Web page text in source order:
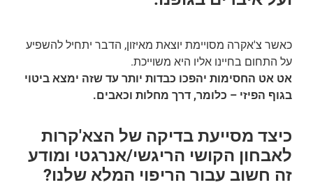
כאשר צ'אקרה מסויימת יוצאת מאיזון, הדבר יתחיל להשפיע
על התחום בחיינו אליו היא משוייכת.
אט אט החסימות יהפכו כבדות יותר עד שזה ימצא ביטוי
בגוף הפיזי – כלומר, דרך מחלות וכאבים.
כיצד מסייעת בדיקה של הצא'קרות
לאבחון הקושי הריגשי/אנרגטי ומודע
זה חשוב עבור הריפוי המלא שלנו?